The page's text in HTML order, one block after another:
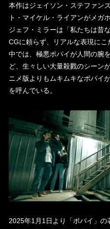
本作はジェイソン・ステファン
ト・マイケル・ライアンがメガ
ジェフ・ミラーは「私たちは昔
CGに頼らず、リアルな表現に
中では、極悪ポパイが人間の腕
ど、生々しい大量殺戮のシーン
ニメ版よりもムキムキなポパイ
を呼んでいる。
2025年1月1日より「ポパイ」